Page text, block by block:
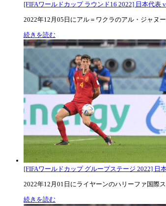
[FIFAワールドカップ ラウンド16 2022] 日本代表
2022年12月05日にアル＝ワクラのアル・ジャヌ
続きを読む
[FIFAワールドカップ グループステージ 2022] 日
2022年12月01日にライヤーンのハリーファ国際
続きを読む